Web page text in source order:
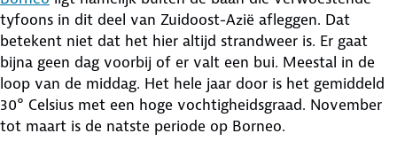
tyfoons in dit deel van Zuidoost-Azië afleggen. Dat
betekent niet dat het hier altijd strandweer is. Er gaat
bijna geen dag voorbij of er valt een bui. Meestal in de
loop van de middag. Het hele jaar door is het gemiddeld
30° Celsius met een hoge vochtigheidsgraad. November
tot maart is de natste periode op Borneo.